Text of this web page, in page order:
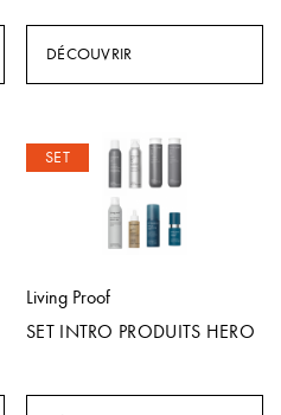
DÉCOUVRIR
SET
Living Proof
SET INTRO PRODUITS HERO